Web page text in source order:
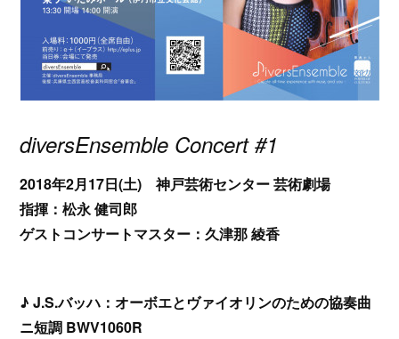
diversEnsemble Concert #1
2018年2月17日(土) 神戸芸術センター 芸術劇場
指揮：松永 健司郎
ゲストコンサートマスター：久津那 綾香
♪ J.S.バッハ：オーボエとヴァイオリンのための協奏曲
ニ短調 BWV1060R